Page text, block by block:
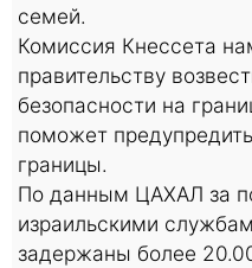
семей.
Комиссия Кнессета
правительству
безопасности на
поможет
границы.
По данным ЦАХАЛ за
израильскими
задержаны более